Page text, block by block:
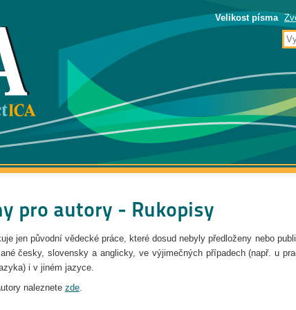
Velikost písma
pro autory - Rukopisy
jen původní vědecké práce, které dosud nebyly předloženy nebo
česky, slovensky a anglicky, ve výjimečných případech (např. u
i v jiném jazyce.
naleznete zde.